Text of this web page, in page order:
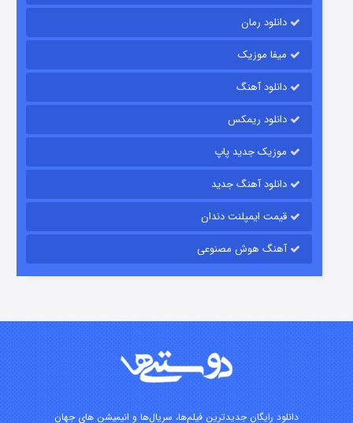
قسمت
قسمت۷ (زیرنویس) منتشر شد
دانلود رمان
میفا موزیک
دانلود آهنگ
دانلود ریمکس
موزیک جدید پاپ
دانلود آهنگ جدید
قیمت ایمپلنت دندان
آهنگ هوش مصنوعی
دانلود رایگان جدیدترین فیلم‌ها، سریال‌ها و انیمیشن های جهان